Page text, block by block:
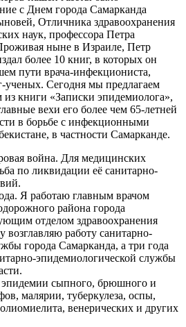
с Днем города Самарканда
Отличника здравоохранения
наук, профессора Петра
ныне в Израиле, Петр
более 10 книг, в которых он
пути врача-инфекциониста,
ученых. Сегодня мы предлагаем
из книги «Записки эпидемиолога»,
вехи его более чем 65-летней
в борьбе с инфекционными
в частности Самарканде.
война. Для медицинских
по ликвидации её санитарно-
Я работаю главным врачом
района города
отделом здравоохранения
возглавляю работу санитарно-
города Самарканда, а три года
эпидемиологической службы
эпидемии сыпного, брюшного и
малярии, туберкулеза, оспы,
венерических и других